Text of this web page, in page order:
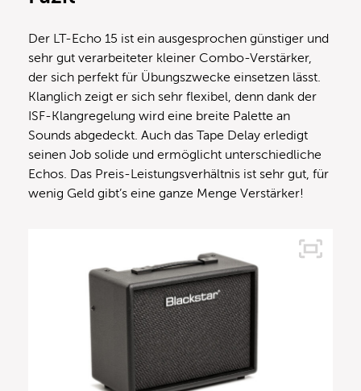
Der LT-Echo 15 ist ein ausgesprochen günstiger und
sehr gut verarbeiteter kleiner Combo-Verstärker,
der sich perfekt für Übungszwecke einsetzen lässt.
Klanglich zeigt er sich sehr flexibel, denn dank der
ISF-Klangregelung wird eine breite Palette an
Sounds abgedeckt. Auch das Tape Delay erledigt
seinen Job solide und ermöglicht unterschiedliche
Echos. Das Preis-Leistungsverhältnis ist sehr gut, für
wenig Geld gibt’s eine ganze Menge Verstärker!